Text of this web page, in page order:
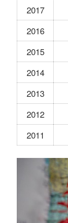
2017
2016
2015
2014
2013
2012
2011